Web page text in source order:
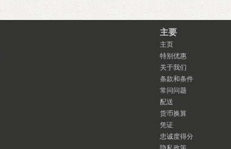
主要
主页
特别优惠
关于我们
条款和条件
常问问题
配送
货币换算
凭证
忠诚度得分
隐私政策